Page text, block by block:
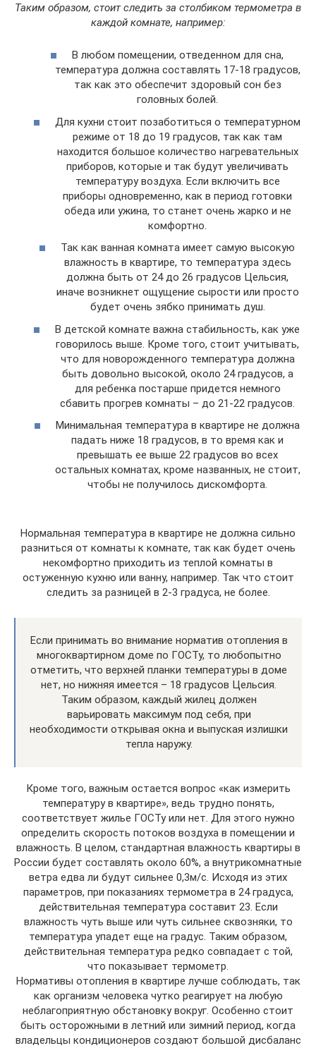
Таким образом, стоит следить за столбиком термометра в
каждой комнате, например:
В любом помещении, отведенном для сна,
температура должна составлять 17-18 градусов,
так как это обеспечит здоровый сон без
головных болей.
Для кухни стоит позаботиться о температурном
режиме от 18 до 19 градусов, так как там
находится большое количество нагревательных
приборов, которые и так будут увеличивать
температуру воздуха. Если включить все
приборы одновременно, как в период готовки
обеда или ужина, то станет очень жарко и не
комфортно.
Так как ванная комната имеет самую высокую
влажность в квартире, то температура здесь
должна быть от 24 до 26 градусов Цельсия,
иначе возникнет ощущение сырости или просто
будет очень зябко принимать душ.
В детской комнате важна стабильность, как уже
говорилось выше. Кроме того, стоит учитывать,
что для новорожденного температура должна
быть довольно высокой, около 24 градусов, а
для ребенка постарше придется немного
сбавить прогрев комнаты – до 21-22 градусов.
Минимальная температура в квартире не должна
падать ниже 18 градусов, в то время как и
превышать ее выше 22 градусов во всех
остальных комнатах, кроме названных, не стоит,
чтобы не получилось дискомфорта.
Нормальная температура в квартире не должна сильно
разниться от комнаты к комнате, так как будет очень
некомфортно приходить из теплой комнаты в
остуженную кухню или ванну, например. Так что стоит
следить за разницей в 2-3 градуса, не более.
Если принимать во внимание норматив отопления в
многоквартирном доме по ГОСТу, то любопытно
отметить, что верхней планки температуры в доме
нет, но нижняя имеется – 18 градусов Цельсия.
Таким образом, каждый жилец должен
варьировать максимум под себя, при
необходимости открывая окна и выпуская излишки
тепла наружу.
Кроме того, важным остается вопрос «как измерить
температуру в квартире», ведь трудно понять,
соответствует жилье ГОСТу или нет. Для этого нужно
определить скорость потоков воздуха в помещении и
влажность. В целом, стандартная влажность квартиры в
России будет составлять около 60%, а внутрикомнатные
ветра едва ли будут сильнее 0,3м/с. Исходя из этих
параметров, при показаниях термометра в 24 градуса,
действительная температура составит 23. Если
влажность чуть выше или чуть сильнее сквозняки, то
температура упадет еще на градус. Таким образом,
действительная температура редко совпадает с той,
что показывает термометр.
Нормативы отопления в квартире лучше соблюдать, так
как организм человека чутко реагирует на любую
неблагоприятную обстановку вокруг. Особенно стоит
быть осторожными в летний или зимний период, когда
владельцы кондиционеров создают большой дисбаланс